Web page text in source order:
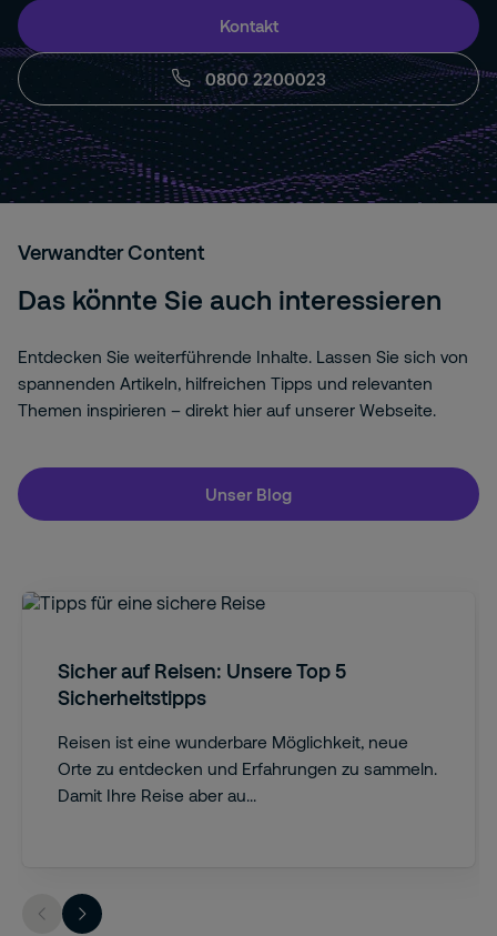
0800 2200023
Kontakt
Verwandter Content
Das könnte Sie auch interessieren
Entdecken Sie weiterführende Inhalte. Lassen Sie sich von
spannenden Artikeln, hilfreichen Tipps und relevanten
Themen inspirieren – direkt hier auf unserer Webseite.
Unser Blog
Sicher auf Reisen: Unsere Top 5
Sicherheitstipps
Reisen ist eine wunderbare Möglichkeit, neue
Orte zu entdecken und Erfahrungen zu sammeln.
Damit Ihre Reise aber au...